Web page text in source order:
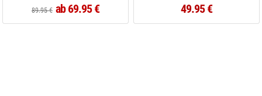
89.95 € ab 69.95 € 49.95 €